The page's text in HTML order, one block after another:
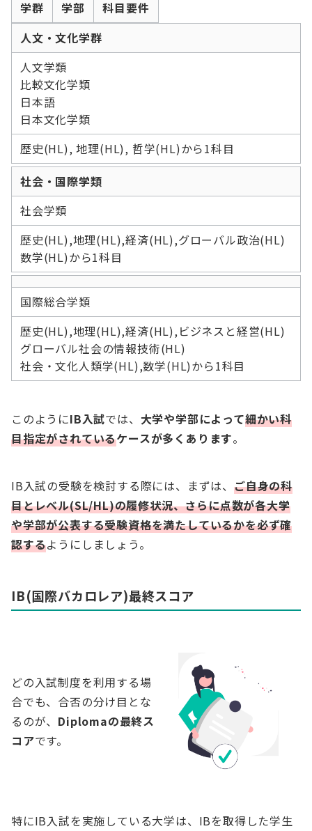
学群 学部
科目要件
人文・文化学群
人文学類
比較文化学類
日本語
日本文化学類
歴史(HL), 地理(HL), 哲学(HL)から1科目
社会・国際学類
社会学類
歴史(HL),地理(HL),経済(HL),グローバル政治(HL)
数学(HL)から1科目
国際総合学類
歴史(HL),地理(HL),経済(HL),ビジネスと経営(HL)
グローバル社会の情報技術(HL)
社会・文化人類学(HL),数学(HL)から1科目
このようにIB入試では、 大学や学部によって細かい科
目指定がされているケースが多くあります。
IB入試の受験を検討する際には、まずは、 ご自身の科
目とレベル(SL/HL)の履修状況、さらに点数が各大学
や学部が公表する受験資格を満たしているかを必ず確
認するようにしましょう。
IB(国際バカロレア)最終スコア
どの入試制度を利用する場
合でも、合否の分け目とな
るのが、 Diplomaの最終ス
コアです。
特にIB入試を実施している大学は、IBを取得した学生